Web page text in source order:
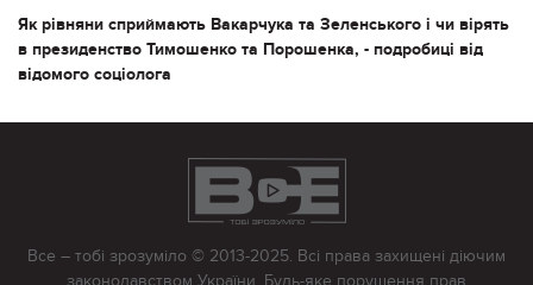
Як рівняни сприймають Вакарчука та Зеленського і чи вірять
в президенство Тимошенко та Порошенка, - подробиці від
відомого соціолога
Все – тобі зрозуміло © 2013-2025. Всі права захищені діючим
законодавством України. Будь-яке порушення прав